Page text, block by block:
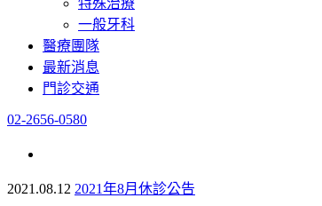
特殊治療
一般牙科
醫療團隊
最新消息
門診交通
02-2656-0580
2021.08.12 2021年8月休診公告